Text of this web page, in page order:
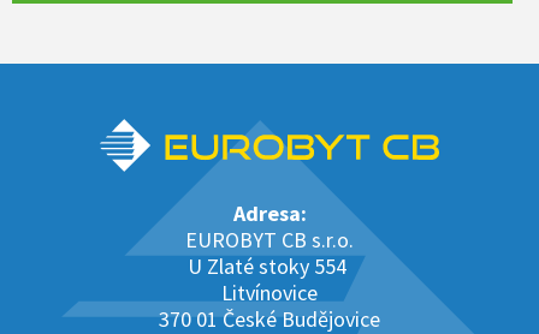
Adresa:
EUROBYT CB s.r.o.
U Zlaté stoky 554
Litvínovice
370 01 České Budějovice